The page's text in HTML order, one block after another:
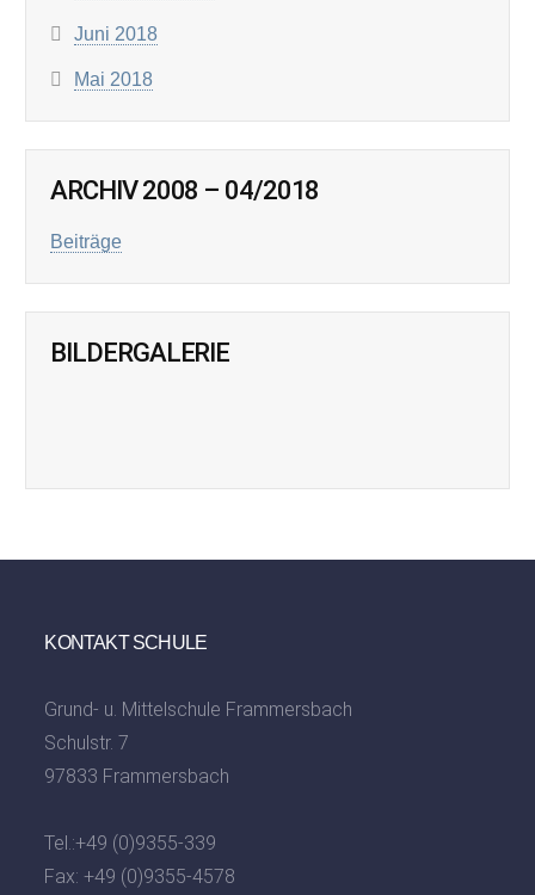
Juni 2018
Mai 2018
ARCHIV 2008 – 04/2018
Beiträge
BILDERGALERIE
KONTAKT SCHULE
Grund- u. Mittelschule Frammersbach
Schulstr. 7
97833 Frammersbach
Tel.:+49 (0)9355-339
Fax: +49 (0)9355-4578